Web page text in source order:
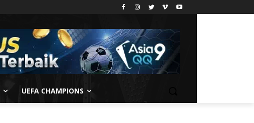
UEFA CHAMPIONS